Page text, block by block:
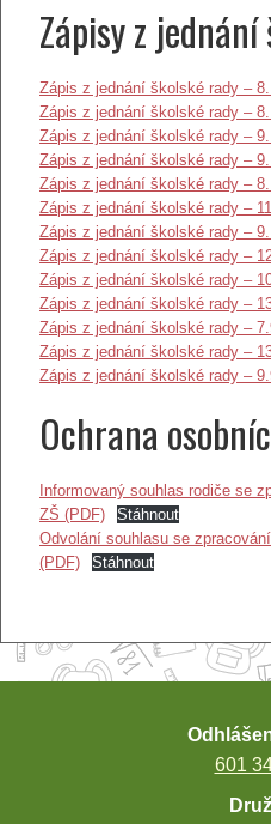
Zápisy z
Zápis z jednání školské rady –
Zápis z jednání školské rady –
Zápis z jednání školské rady –
Zápis z jednání školské rady –
Zápis z jednání školské rady –
Zápis z jednání školské rady –
Zápis z jednání školské rady –
Zápis z jednání školské rady –
Zápis z jednání školské rady –
Zápis z jednání školské rady –
Zápis z jednání školské rady –
Zápis z jednání školské rady –
Zápis z jednání školské rady –
Ochrana
Informovaný souhlas rodiče se
ZŠ (PDF)
Stáhnout
Odvolání souhlasu se
(PDF)
Stáhnout
601